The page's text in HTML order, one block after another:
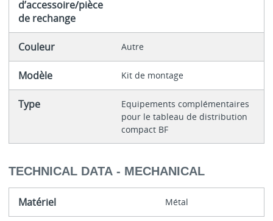
d’accessoire/pièce
de rechange
Couleur Autre
Modèle Kit de montage
Type
Equipements complémentaires
pour le tableau de distribution
compact BF
TECHNICAL DATA - MECHANICAL
Matériel Métal